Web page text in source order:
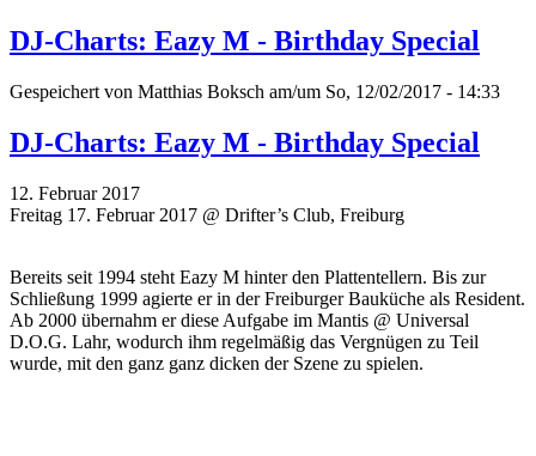
DJ-Charts: Eazy M - Birthday Special
Gespeichert von Matthias Boksch am/um So, 12/02/2017 - 14:33
DJ-Charts: Eazy M - Birthday Special
12. Februar 2017
Freitag 17. Februar 2017 @ Drifter’s Club, Freiburg
Bereits seit 1994 steht Eazy M hinter den Plattentellern. Bis zur
Schließung 1999 agierte er in der Freiburger Bauküche als Resident.
Ab 2000 übernahm er diese Aufgabe im Mantis @ Universal
D.O.G. Lahr, wodurch ihm regelmäßig das Vergnügen zu Teil
wurde, mit den ganz ganz dicken der Szene zu spielen.